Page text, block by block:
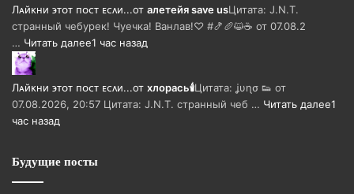
Лᴀйᴋни ϶ᴛᴏᴛ ᴨᴏᴄᴛ ᴇᴄᴧи...от алетейя save usЦитата: J.N.T.
странный чебурек! Чуечка! Ванлав!♡ #🍤🥖😺☕ от 07.08.2
… Читать далее1 час назад
Лᴀйᴋни ϶ᴛᴏᴛ ᴨᴏᴄᴛ ᴇᴄᴧи...от хлорась🕯Цитата: ʝυɳσ 👟 от
07.08.2026, 20:57 Цитата: J.N.T. странный чеб … Читать далее1
час назад
Будущие посты